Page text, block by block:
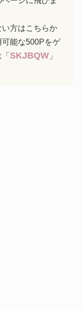
方はこちらか
能な500Pをゲ
「SKJBQW 」